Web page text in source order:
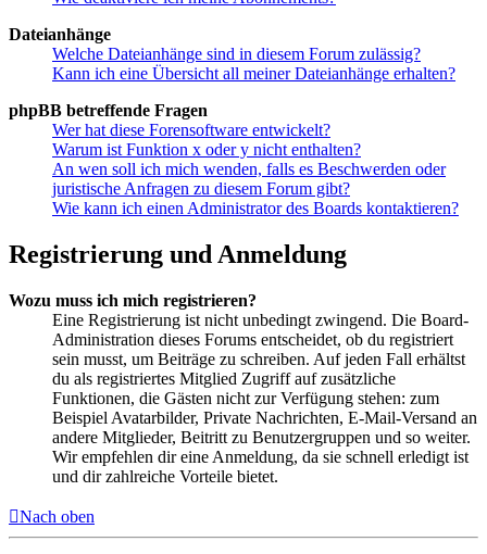
Dateianhänge
Welche Dateianhänge sind in diesem Forum zulässig?
Kann ich eine Übersicht all meiner Dateianhänge erhalten?
phpBB betreffende Fragen
Wer hat diese Forensoftware entwickelt?
Warum ist Funktion x oder y nicht enthalten?
An wen soll ich mich wenden, falls es Beschwerden oder
juristische Anfragen zu diesem Forum gibt?
Wie kann ich einen Administrator des Boards kontaktieren?
Registrierung und Anmeldung
Wozu muss ich mich registrieren?
Eine Registrierung ist nicht unbedingt zwingend. Die Board-
Administration dieses Forums entscheidet, ob du registriert
sein musst, um Beiträge zu schreiben. Auf jeden Fall erhältst
du als registriertes Mitglied Zugriff auf zusätzliche
Funktionen, die Gästen nicht zur Verfügung stehen: zum
Beispiel Avatarbilder, Private Nachrichten, E-Mail-Versand an
andere Mitglieder, Beitritt zu Benutzergruppen und so weiter.
Wir empfehlen dir eine Anmeldung, da sie schnell erledigt ist
und dir zahlreiche Vorteile bietet.
Nach oben